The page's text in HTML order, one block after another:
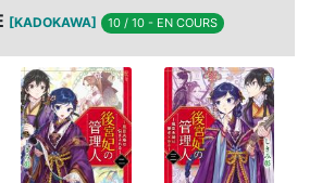
[KADOKAWA] 10 / 10 - EN COURS